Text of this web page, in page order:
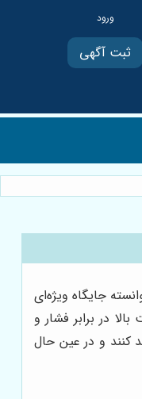
ثبت آگهی
جایگاه ویژه‌ای
در برابر فشار و
کنند و در عین حال